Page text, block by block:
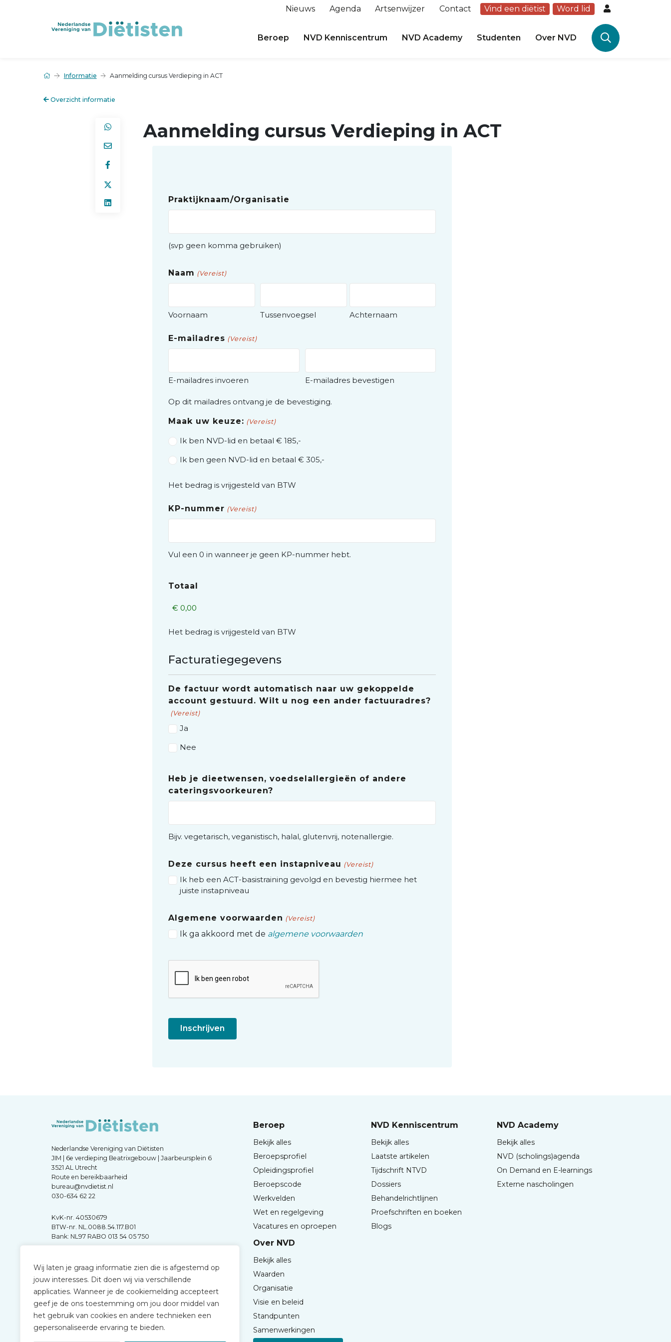
Wij laten je graag informatie zien die is afgestemd op
jouw interesses. Dit doen wij via verschillende
applicaties. Wanneer je de cookiemelding accepteert
geef je de ons toestemming om jou door middel van
het gebruik van cookies en andere technieken een
gepersonaliseerde ervaring te bieden.
Nieuws Agenda Artsenwijzer Contact Vind een diëtist Word lid
Beroep NVD Kenniscentrum NVD Academy Studenten Over NVD
Informatie Aanmelding cursus Verdieping in ACT
Overzicht informatie
Aanmelding cursus Verdieping in ACT
Praktijknaam/Organisatie
(svp geen komma gebruiken)
Naam (Vereist)
Voornaam Tussenvoegsel Achternaam
E-mailadres (Vereist)
E-mailadres invoeren E-mailadres bevestigen
Op dit mailadres ontvang je de bevestiging.
Maak uw keuze: (Vereist)
Ik ben NVD-lid en betaal € 185,-
Ik ben geen NVD-lid en betaal € 305,-
Het bedrag is vrijgesteld van BTW
KP-nummer (Vereist)
Vul een 0 in wanneer je geen KP-nummer hebt.
Totaal
Het bedrag is vrijgesteld van BTW
Facturatiegegevens
De factuur wordt automatisch naar uw gekoppelde
account gestuurd. Wilt u nog een ander factuuradres?
(Vereist)
Ja
Nee
Heb je dieetwensen, voedselallergieën of andere
cateringsvoorkeuren?
Bijv. vegetarisch, veganistisch, halal, glutenvrij, notenallergie.
Deze cursus heeft een instapniveau (Vereist)
Ik heb een ACT-basistraining gevolgd en bevestig hiermee het
juiste instapniveau
Algemene voorwaarden (Vereist)
Ik ga akkoord met de algemene voorwaarden
check
Nederlandse Vereniging van Diëtisten
JIM | 6e verdieping Beatrixgebouw | Jaarbeursplein 6
3521 AL Utrecht
Route en bereikbaarheid
bureau@nvdietist.nl
030-634 62 22
KvK-nr. 40530679
BTW-nr. NL.0088.54.117.B01
Bank: NL97 RABO 013 54 05 750
Beroep
Bekijk alles
Beroepsprofiel
Opleidingsprofiel
Beroepscode
Werkvelden
Wet en regelgeving
Vacatures en oproepen
NVD Kenniscentrum
Bekijk alles
Laatste artikelen
Tijdschrift NTVD
Dossiers
Behandelrichtlijnen
Proefschriften en boeken
Blogs
NVD Academy
Bekijk alles
NVD (scholings)agenda
On Demand en E-learnings
Externe nascholingen
Over NVD
Bekijk alles
Waarden
Organisatie
Visie en beleid
Standpunten
Samenwerkingen